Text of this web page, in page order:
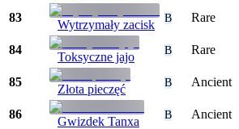
83
Wytrzymały zacisk B Rare
84
Toksyczne jajo B Rare
85
Złota pieczęć B Ancient
86
Gwizdek Tanxa B Ancient